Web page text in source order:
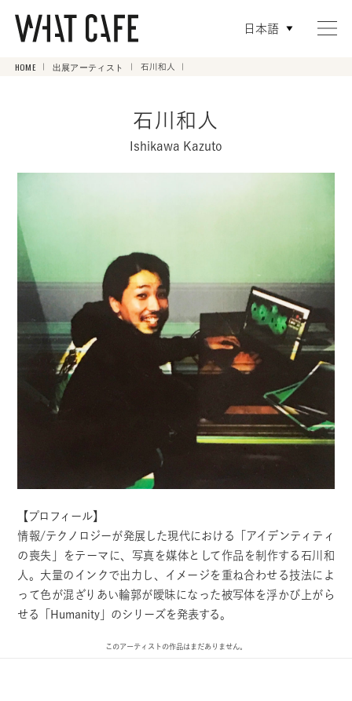
日本語
HOME 出展アーティスト 石川和人
石川和人
Ishikawa Kazuto
【プロフィール】
情報/テクノロジーが発展した現代における「アイデンティティ
の喪失」をテーマに、写真を媒体として作品を制作する石川和
人。大量のインクで出力し、イメージを重ね合わせる技法によ
って色が混ざりあい輪郭が曖昧になった被写体を浮かび上がら
せる「Humanity」のシリーズを発表する。
このアーティストの作品はまだありません。